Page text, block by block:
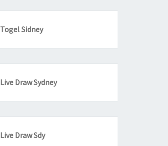
Togel Sidney
Live Draw Sydney
Live Draw Sdy